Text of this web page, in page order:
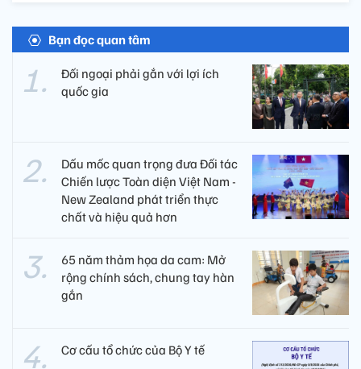
Bạn đọc quan tâm
Đối ngoại phải gắn với lợi ích
quốc gia
Dấu mốc quan trọng đưa Đối tác
Chiến lược Toàn diện Việt Nam -
New Zealand phát triển thực
chất và hiệu quả hơn
65 năm thảm họa da cam: Mở
rộng chính sách, chung tay hàn
gắn
Cơ cấu tổ chức của Bộ Y tế